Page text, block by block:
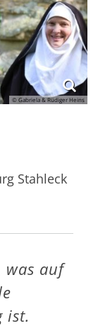
© Gabriela & Rüdiger Heins
Stahleck
was auf
ist.